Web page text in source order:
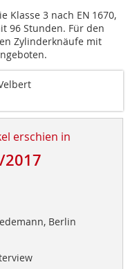
3 nach EN 1670,
96 Stunden. Für den
Zylinderknäufe mit
erschien in
2017
Berlin